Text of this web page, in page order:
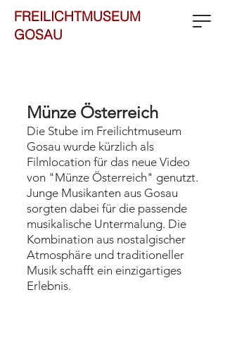
FREILICHTMUSEUM
GOSAU
Münze Österreich
Die Stube im Freilichtmuseum
Gosau wurde kürzlich als
Filmlocation für das neue Video
von "Münze Österreich" genutzt.
Junge Musikanten aus Gosau
sorgten dabei für die passende
musikalische Untermalung. Die
Kombination aus nostalgischer
Atmosphäre und traditioneller
Musik schafft ein einzigartiges
Erlebnis.